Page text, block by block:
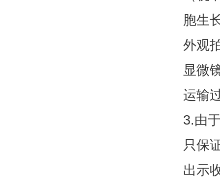
胞生
外观
显微
运输
3.由
只保
出示